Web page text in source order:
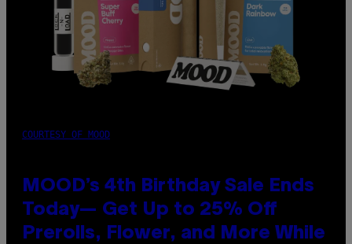
COURTESY OF MOOD
MOOD’s 4th Birthday Sale Ends
Today— Get Up to 25% Off
Prerolls, Flower, and More While